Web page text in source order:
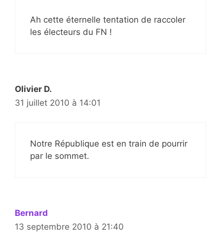
Ah cette éternelle tentation de raccoler
les électeurs du FN !
Olivier D.
31 juillet 2010 à 14:01
Notre République est en train de pourrir
par le sommet.
Bernard
13 septembre 2010 à 21:40